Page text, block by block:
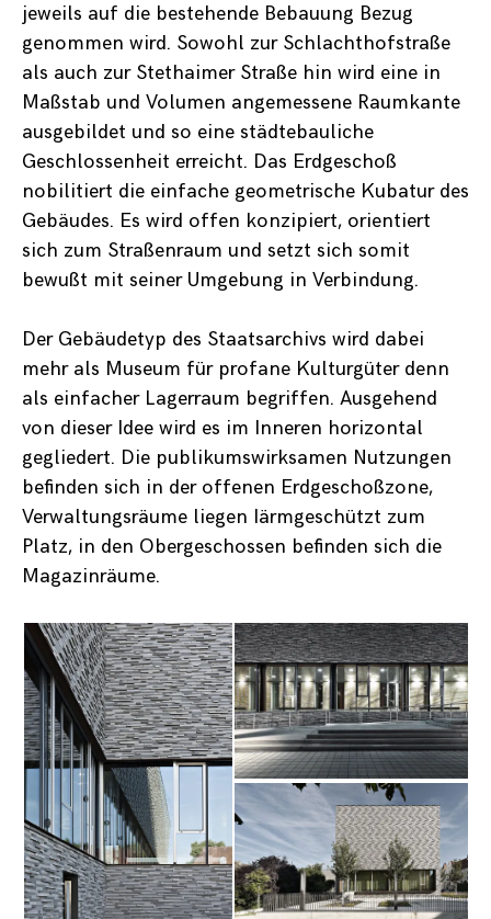
jeweils auf die bestehende Bebauung Bezug
genommen wird. Sowohl zur Schlachthofstraße
als auch zur Stethaimer Straße hin wird eine in
Maßstab und Volumen angemessene Raumkante
ausgebildet und so eine städtebauliche
Geschlossenheit erreicht. Das Erdgeschoß
nobilitiert die einfache geometrische Kubatur des
Gebäudes. Es wird offen konzipiert, orientiert
sich zum Straßenraum und setzt sich somit
bewußt mit seiner Umgebung in Verbindung.
Der Gebäudetyp des Staatsarchivs wird dabei
mehr als Museum für profane Kulturgüter denn
als einfacher Lagerraum begriffen. Ausgehend
von dieser Idee wird es im Inneren horizontal
gegliedert. Die publikumswirksamen Nutzungen
befinden sich in der offenen Erdgeschoßzone,
Verwaltungsräume liegen Iärmgeschützt zum
Platz, in den Obergeschossen befinden sich die
Magazinräume.